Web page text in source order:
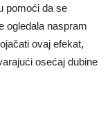
pomoći da se
ogledala naspram
ovaj efekat,
osećaj dubine